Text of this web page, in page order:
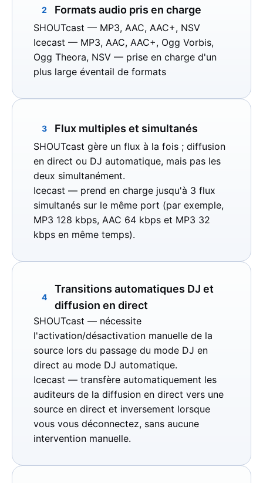
2 Formats audio pris en charge
SHOUTcast — MP3, AAC, AAC+, NSV
Icecast — MP3, AAC, AAC+, Ogg Vorbis,
Ogg Theora, NSV — prise en charge d'un
plus large éventail de formats
3 Flux multiples et simultanés
SHOUTcast gère un flux à la fois ; diffusion
en direct ou DJ automatique, mais pas les
deux simultanément.
Icecast — prend en charge jusqu'à 3 flux
simultanés sur le même port (par exemple,
MP3 128 kbps, AAC 64 kbps et MP3 32
kbps en même temps).
4
Transitions automatiques DJ et
diffusion en direct
SHOUTcast — nécessite
l'activation/désactivation manuelle de la
source lors du passage du mode DJ en
direct au mode DJ automatique.
Icecast — transfère automatiquement les
auditeurs de la diffusion en direct vers une
source en direct et inversement lorsque
vous vous déconnectez, sans aucune
intervention manuelle.